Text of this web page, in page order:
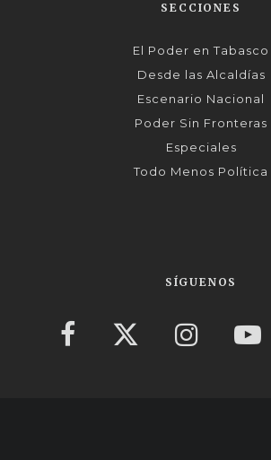
SECCIONES
El Poder en Tabasco
Desde las Alcaldías
Escenario Nacional
Poder Sin Fronteras
Especiales
Todo Menos Política
SÍGUENOS